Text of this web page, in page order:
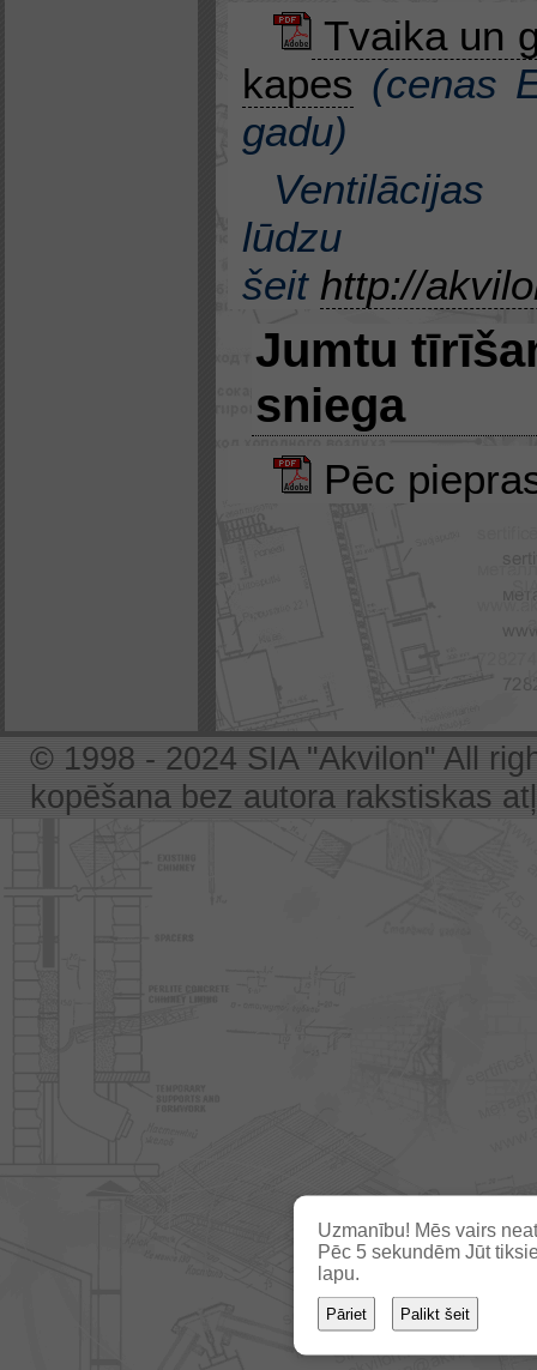
Tvaika un
kapes (cenas
gadu)
Ventilācijas
lūdzu
šeit http://
Jumtu
sniega
Pēc
© 1998 - 2024 SIA "Akvilon" All
kopēšana bez autora rakstiskas
Uzmanību! Mēs vairs
Pēc 5 sekundēm Jūt
lapu.
Pāriet Palikt šeit